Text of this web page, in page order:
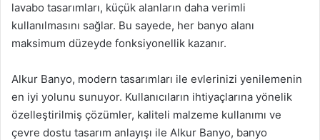
lavabo tasarımları, küçük alanların daha verimli
kullanılmasını sağlar. Bu sayede, her banyo alanı
maksimum düzeyde fonksiyonellik kazanır.
Alkur Banyo, modern tasarımları ile evlerinizi yenilemenin
en iyi yolunu sunuyor. Kullanıcıların ihtiyaçlarına yönelik
özelleştirilmiş çözümler, kaliteli malzeme kullanımı ve
çevre dostu tasarım anlayışı ile Alkur Banyo, banyo